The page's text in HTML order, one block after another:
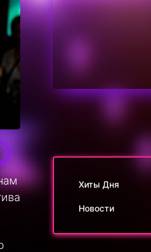
Хиты Дня
Новости